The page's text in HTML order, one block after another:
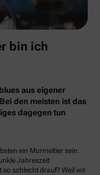
bin ich
aus eigener
den meisten ist das
dagegen tun
ein Murmeltier sein.
Jahreszeit
schlecht drauf? Weil wir